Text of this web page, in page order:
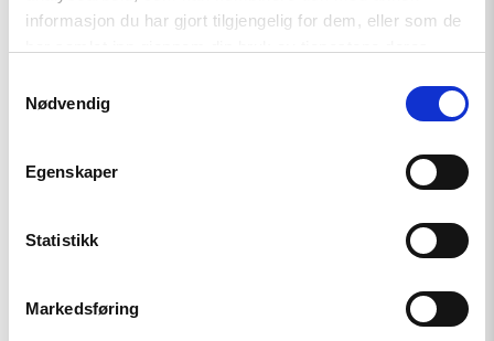
informasjon du har gjort tilgjengelig for dem, eller som de
Nødvendig
Egenskaper
Statistikk
Markedsføring
article